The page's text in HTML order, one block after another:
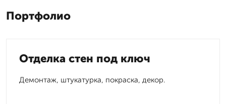
Портфолио
Отделка стен под ключ
Демонтаж, штукатурка, покраска, декор.